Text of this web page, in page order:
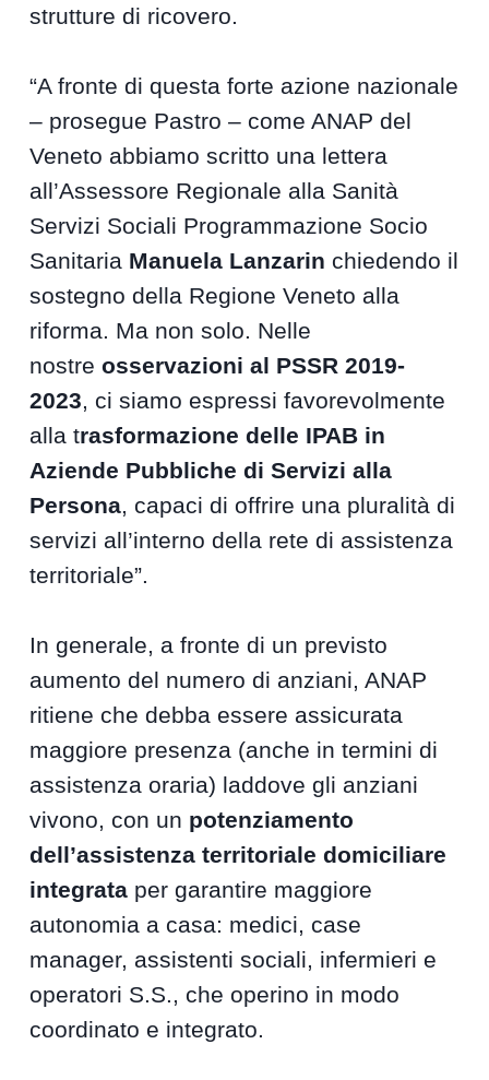
strutture di ricovero.
“A fronte di questa forte azione nazionale
– prosegue Pastro – come ANAP del
Veneto abbiamo scritto una lettera
all’Assessore Regionale alla Sanità
Servizi Sociali Programmazione Socio
Sanitaria Manuela Lanzarin chiedendo il
sostegno della Regione Veneto alla
riforma. Ma non solo. Nelle
nostreosservazioni al PSSR 2019-
2023, ci siamo espressi favorevolmente
alla trasformazione delle IPAB in
Aziende Pubbliche di Servizi alla
Persona, capaci di offrire una pluralità di
servizi all’interno della rete di assistenza
territoriale”.
In generale, a fronte di un previsto
aumento del numero di anziani, ANAP
ritiene che debba essere assicurata
maggiore presenza (anche in termini di
assistenza oraria) laddove gli anziani
vivono, con un potenziamento
dell’assistenza territoriale domiciliare
integrata per garantire maggiore
autonomia a casa: medici, case
manager, assistenti sociali, infermieri e
operatori S.S., che operino in modo
coordinato e integrato.